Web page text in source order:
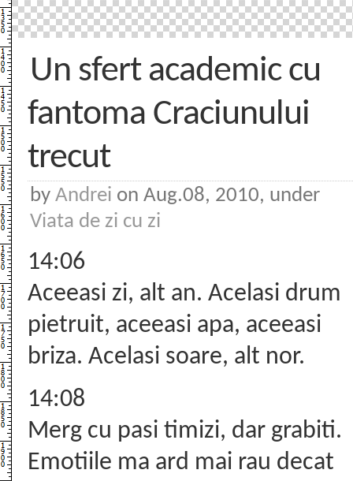
Un sfert academic cu
fantoma Craciunului
trecut
by Andrei on Aug.08, 2010, under
Viata de zi cu zi
14:06
Aceeasi zi, alt an. Acelasi drum
pietruit, aceeasi apa, aceeasi
briza. Acelasi soare, alt nor.
14:08
Merg cu pasi timizi, dar grabiti.
Emotiile ma ard mai rau decat